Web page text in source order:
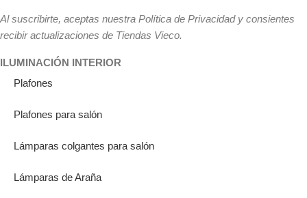
Al suscribirte, aceptas nuestra Política de Privacidad y consientes
recibir actualizaciones de Tiendas Vieco.
ILUMINACIÓN INTERIOR
Plafones
Plafones para salón
Lámparas colgantes para salón
Lámparas de Araña